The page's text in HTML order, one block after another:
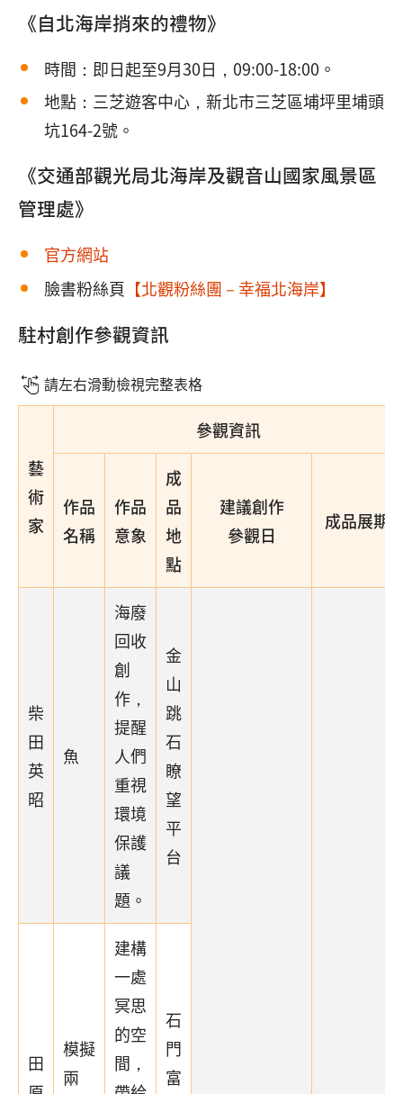
《自北海岸捎來的禮物》
時間：即日起至9月30日，09:00-18:00。
地點：三芝遊客中心，新北市三芝區埔坪里埔頭
坑164-2號。
《交通部觀光局北海岸及觀音山國家風景區
管理處》
官方網站
臉書粉絲頁 【北觀粉絲團－幸福北海岸】
駐村創作參觀資訊
請左右滑動檢視完整表格
藝
術
家
參觀資訊
作品
名稱
作品
意象
成
品
地
點
建議創作
參觀日
成品展期
柴
田
英
昭
魚
海廢
回收
創
作，
提醒
人們
重視
環境
保護
議
題。
金
山
跳
石
瞭
望
平
台
田
模擬
兩
建構
一處
冥思
的空
間，
石
門
富